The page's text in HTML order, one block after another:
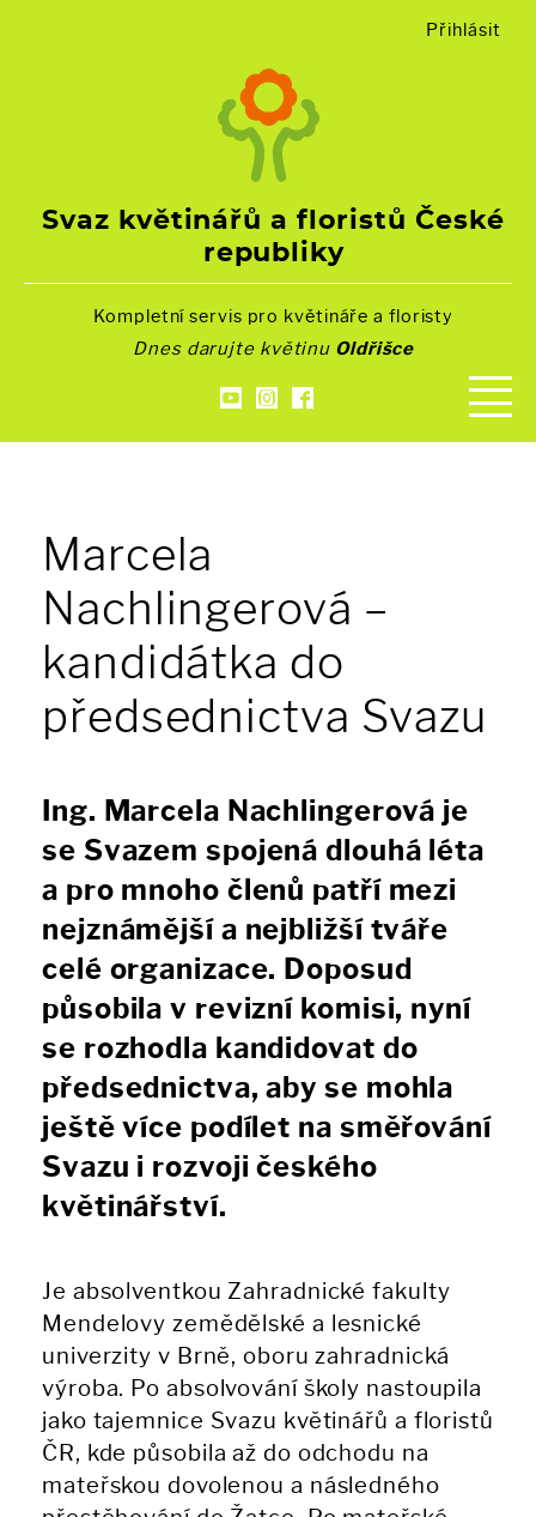
Svaz květinářů a floristů České
republiky
Přihlásit
Kompletní servis pro květináře a floristy
Dnes darujte květinu Oldřišce
Marcela
Nachlingerová –
kandidátka do
předsednictva Svazu
Ing. Marcela Nachlingerová je
se Svazem spojená dlouhá léta
a pro mnoho členů patří mezi
nejznámější a nejbližší tváře
celé organizace. Doposud
působila v revizní komisi, nyní
se rozhodla kandidovat do
předsednictva, aby se mohla
ještě více podílet na směřování
Svazu i rozvoji českého
květinářství.
Je absolventkou Zahradnické fakulty
Mendelovy zemědělské a lesnické
univerzity v Brně, oboru zahradnická
výroba. Po absolvování školy nastoupila
jako tajemnice Svazu květinářů a floristů
ČR, kde působila až do odchodu na
mateřskou dovolenou a následného